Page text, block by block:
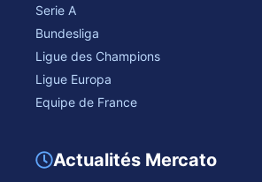
Serie A
Bundesliga
Ligue des Champions
Ligue Europa
Equipe de France
Actualités Mercato